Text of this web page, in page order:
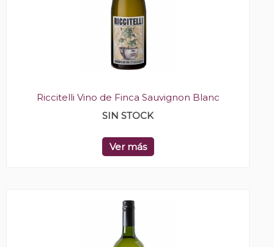
Riccitelli Vino de Finca Sauvignon Blanc
SIN STOCK
Ver más